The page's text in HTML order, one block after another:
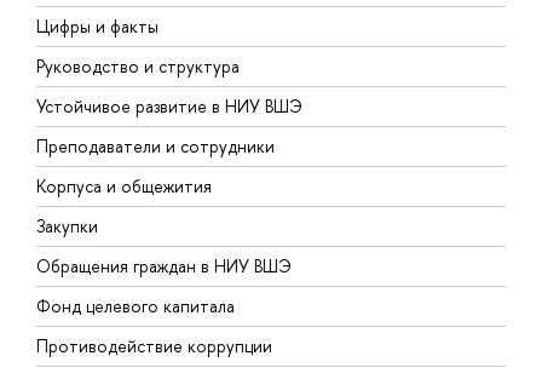
Цифры и факты
Руководство и структура
Устойчивое развитие в НИУ ВШЭ
Преподаватели и сотрудники
Корпуса и общежития
Закупки
Обращения граждан в НИУ ВШЭ
Фонд целевого капитала
Противодействие коррупции